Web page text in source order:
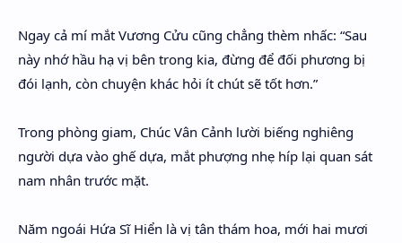
Ngay cả mí mắt Vương Cửu cũng chẳng thèm nhấc: “Sau
này nhớ hầu hạ vị bên trong kia, đừng để đối phương bị
đói lạnh, còn chuyện khác hỏi ít chút sẽ tốt hơn.”
Trong phòng giam, Chúc Vân Cảnh lười biếng nghiêng
người dựa vào ghế dựa, mắt phượng nhẹ híp lại quan sát
nam nhân trước mặt.
Năm ngoái Hứa Sĩ Hiển là vị tân thám hoa, mới hai mươi